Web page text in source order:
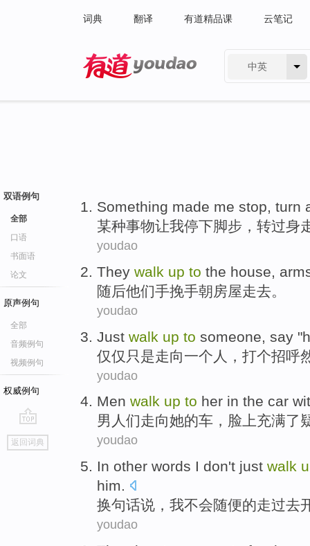
词典 翻译 有道精品课 云笔记
中英
双语例句
全部
口语
书面语
论文
原声例句
全部
音频例句
视频例句
权威例句
go
top
返回词典
Something made me stop, turn
某种事物让我停下脚步，转过身
youdao
They walk up to the house,
随后他们手挽手朝房屋走去。
youdao
Just walk up to someone , say "
仅仅只是走向一个人 ， 打个招呼
youdao
Men walk up to her in the car
男人们走向她的车 ，脸上充满了
youdao
In other words I don't just walk
him.
换句话说， 我不会随便的走过去
youdao